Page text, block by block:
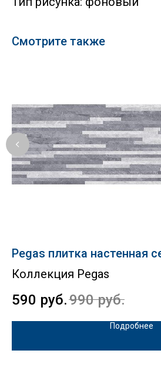
Смотрите также
Pegas плитка настенная
Коллекция Pegas
590 руб.990 руб.
Подробнее